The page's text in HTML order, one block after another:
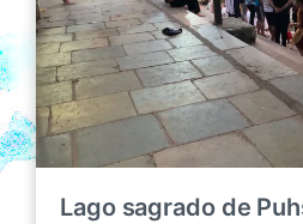
a
c
i
ó
n
Lago sagrado de